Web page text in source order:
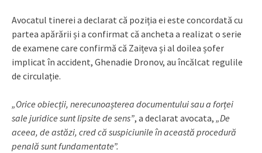
Avocatul tinerei a declarat că poziția ei este concordată cu
partea apărării și a confirmat că ancheta a realizat o serie
de examene care confirmă că Zaițeva și al doilea șofer
implicat în accident, Ghenadie Dronov, au încălcat regulile
de circulație.
„Orice obiecții, nerecunoașterea documentului sau a forței
sale juridice sunt lipsite de sens”, a declarat avocata, „De
aceea, de astăzi, cred că suspiciunile în această procedură
penală sunt fundamentate”.